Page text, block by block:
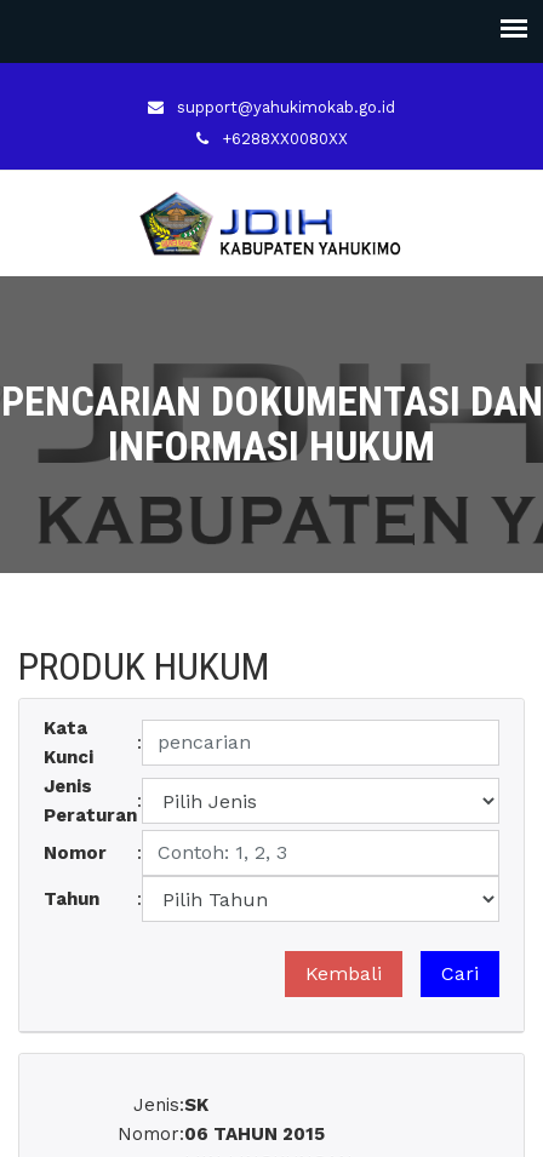
support@yahukimokab.go.id
+6288XX0080XX
PENCARIAN DOKUMENTASI DAN
INFORMASI HUKUM
PRODUK HUKUM
Kata
Kunci
:
Jenis
Peraturan
:
Nomor :
Tahun :
Jenis:SK
Nomor:06 TAHUN 2015